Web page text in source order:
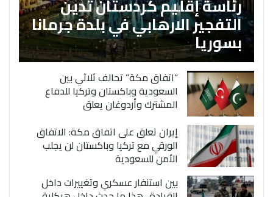
التفجير الارهابي في بلدة جرمانا
بسوريا
“اتفاق مكة” تحالف ثلاثي بين
السعودية وباكستان وتركيا للدفاع
المشترك وأردوغان يعلق
إيران تعلق على اتفاق مكة: الاتفاق
الورقي مع تركيا وباكستان لن يجلب
الأمن للسعودية
بين استنفار عسكري وتغييرات داخل